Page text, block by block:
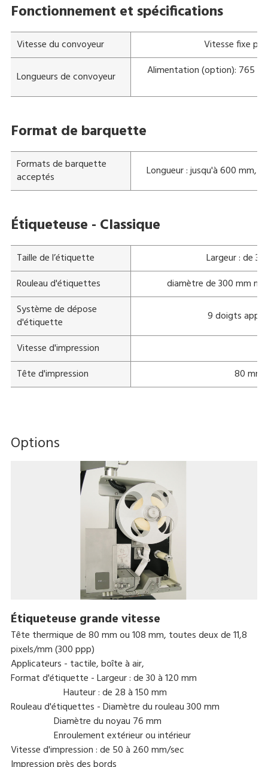
Fonctionnement et spécifications
Vitesse du convoyeur Vitesse fixe
Longueurs de convoyeur Alimentation (option): 765
Format de barquette
Formats de barquette
acceptés
Longueur : jusqu'à 600 mm,
Étiqueteuse - Classique
Taille de l’étiquette
Largeur : de
Rouleau d'étiquettes
diamètre de 300 mm
Système de dépose
d'étiquette
9 doigts
Vitesse d'impression
Tête d'impression
80 mm
Options
Étiqueteuse grande vitesse
Tête thermique de 80 mm ou 108 mm, toutes deux de 11,8
pixels/mm (300 ppp)
Applicateurs - tactile, boîte à air,
Format d'étiquette - Largeur : de 30 à 120 mm
Hauteur : de 28 à 150 mm
Rouleau d'étiquettes - Diamètre du rouleau 300 mm
Diamètre du noyau 76 mm
Enroulement extérieur ou intérieur
Vitesse d'impression : de 50 à 260 mm/sec